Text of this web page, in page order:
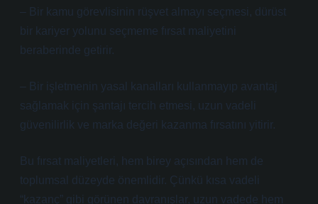
– Bir kamu görevlisinin rüşvet almayı seçmesi, dürüst
bir kariyer yolunu seçmeme fırsat maliyetini
beraberinde getirir.
– Bir işletmenin yasal kanalları kullanmayıp avantaj
sağlamak için şantajı tercih etmesi, uzun vadeli
güvenilirlik ve marka değeri kazanma fırsatını yitirir.
Bu fırsat maliyetleri, hem birey açısından hem de
toplumsal düzeyde önemlidir. Çünkü kısa vadeli
“kazanç” gibi görünen davranışlar, uzun vadede hem